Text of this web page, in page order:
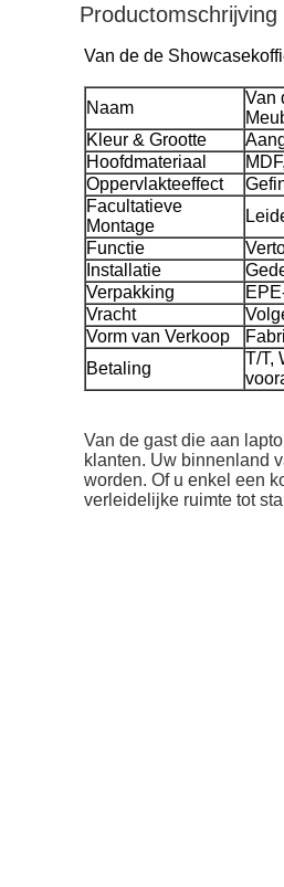
Productomschrijving
Van de de
Naam
Van
Kleur & Grootte
Hoofdmateriaal
Oppervlakteeffect
Facultatieve
Montage
Functie
Installatie
Verpakking
Vracht
Vorm van Verkoop
Betaling
T/T,
Van de gast die aan
klanten. Uw binnenland
worden. Of u enkel een
verleidelijke ruimte tot